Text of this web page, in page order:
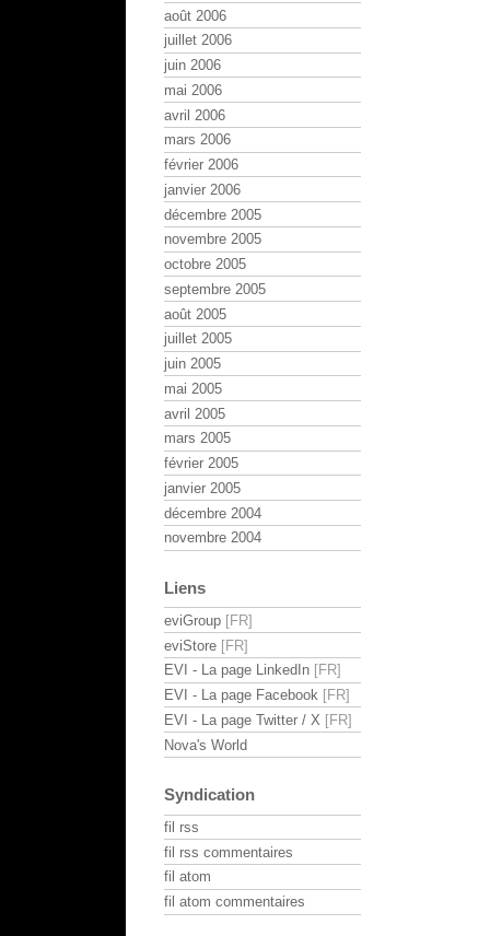
août 2006
juillet 2006
juin 2006
mai 2006
avril 2006
mars 2006
février 2006
janvier 2006
décembre 2005
novembre 2005
octobre 2005
septembre 2005
août 2005
juillet 2005
juin 2005
mai 2005
avril 2005
mars 2005
février 2005
janvier 2005
décembre 2004
novembre 2004
Liens
eviGroup
eviStore
EVI - La page LinkedIn
EVI - La page Facebook
EVI - La page Twitter / X
Nova's World
Syndication
fil rss
fil rss commentaires
fil atom
fil atom commentaires